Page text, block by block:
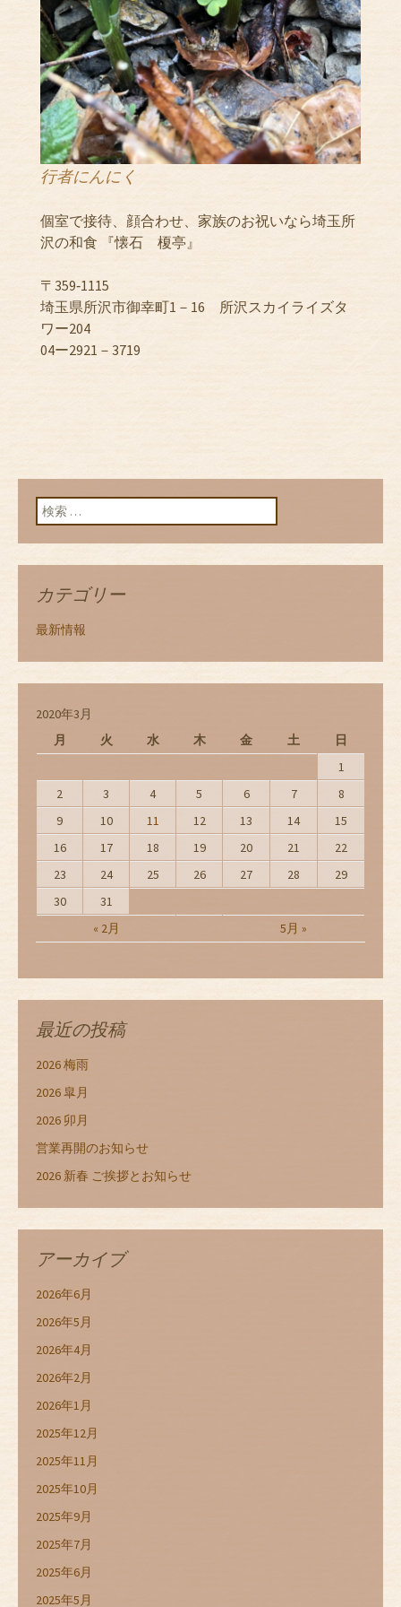
行者にんにく
個室で接待、顔合わせ、家族のお祝いなら埼玉所
沢の和食 『懐石 榎亭』
〒359‐1115
埼玉県所沢市御幸町1－16 所沢スカイライズタ
ワー204
04ー2921－3719
検索:
カテゴリー
最新情報
2020年3月
月
火 水 木 金 土 日
« 2月 5月 »
1
2
3 4 5 6 7
8
9
10 11 12 13 14
15
16
17 18 19 20 21
22
23
24 25 26 27 28
29
30
31
最近の投稿
2026 梅雨
2026 皐月
2026 卯月
営業再開のお知らせ
2026 新春 ご挨拶とお知らせ
アーカイブ
2026年6月
2026年5月
2026年4月
2026年2月
2026年1月
2025年12月
2025年11月
2025年10月
2025年9月
2025年7月
2025年6月
2025年5月